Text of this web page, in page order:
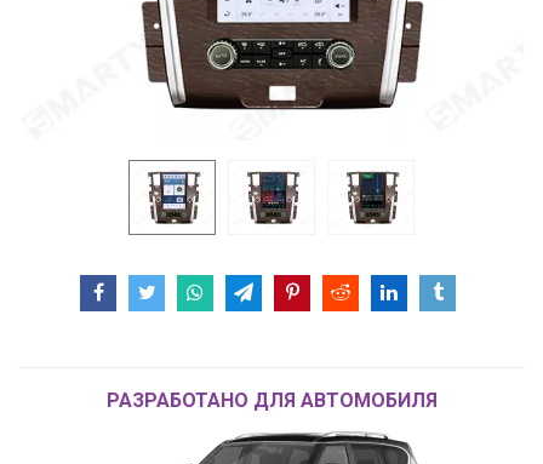
РАЗРАБОТАНО ДЛЯ АВТОМОБИЛЯ